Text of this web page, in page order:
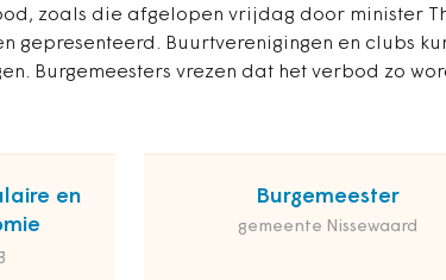
zoals die afgelopen vrijdag door minister
gepresenteerd. Buurtverenigingen en clubs
Burgemeesters vrezen dat het verbod zo
en
Burgemeester
gemeente Nissewaard